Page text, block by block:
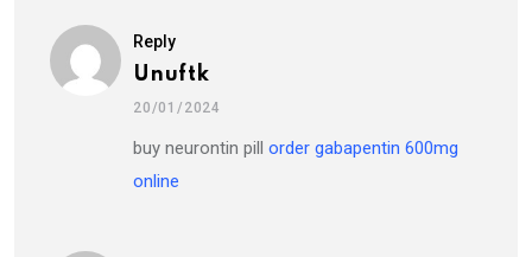
Reply
Unuftk
20/01/2024
buy neurontin pill order gabapentin 600mg
online